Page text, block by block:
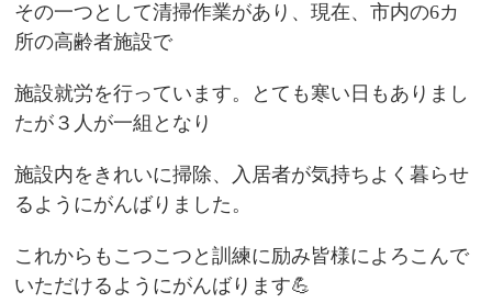
その一つとして清掃作業があり、現在、市内の6カ
所の高齢者施設で
施設就労を行っています。とても寒い日もありまし
たが３人が一組となり
施設内をきれいに掃除、入居者が気持ちよく暮らせ
るようにがんばりました。
これからもこつこつと訓練に励み皆様によろこんで
いただけるようにがんばります💪